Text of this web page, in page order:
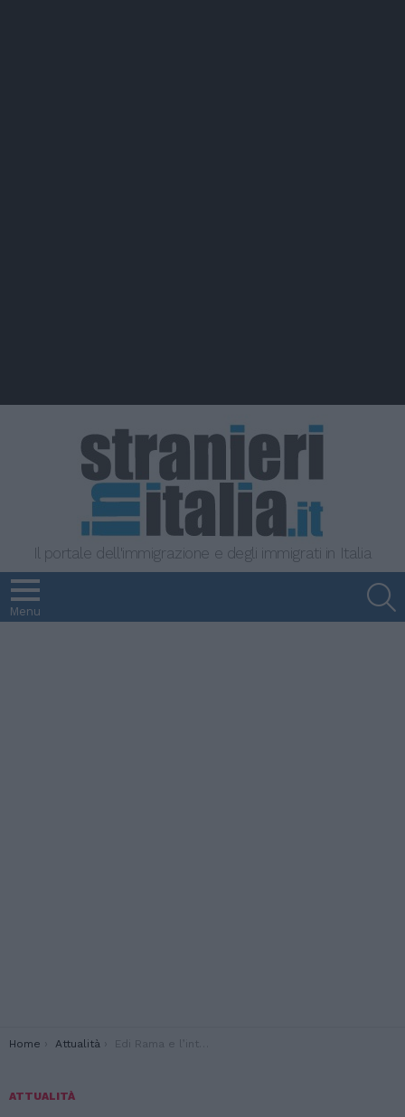
Il portale dell'immigrazione e degli immigrati in Italia
Menu
You are here:
Home Attualità Edi Rama e l’intesa Italia-Albania: centri per migranti tra solidarietà e realpolitik
ATTUALITÀ